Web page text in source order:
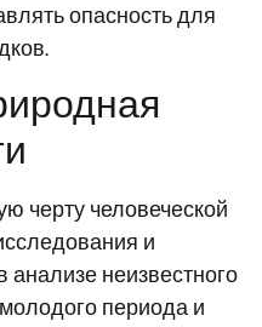
опасность для
черту человеческой
и
анализе неизвестного
периода и